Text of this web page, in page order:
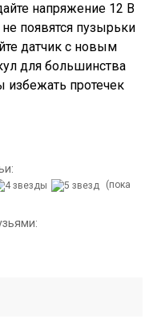
напряжение 12 В
появятся пузырьки
датчик с новым
для большинства
избежать протечек
(пока